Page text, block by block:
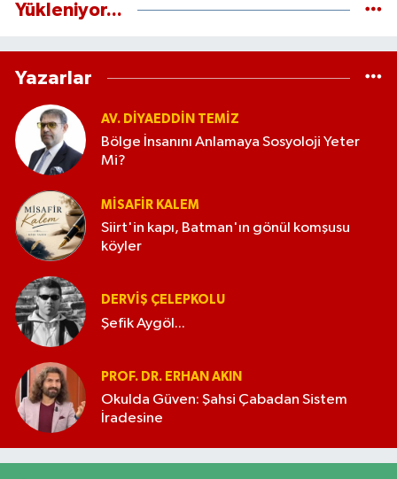
Yükleniyor...
Yazarlar
AV. DIYAEDDIN TEMIZ
Bölge İnsanını Anlamaya Sosyoloji Yeter
Mi?
MISAFIR KALEM
Siirt'in kapı, Batman'ın gönül komşusu
köyler
DERVIŞ ÇELEPKOLU
Şefik Aygöl...
PROF. DR. ERHAN AKIN
Okulda Güven: Şahsi Çabadan Sistem
İradesine